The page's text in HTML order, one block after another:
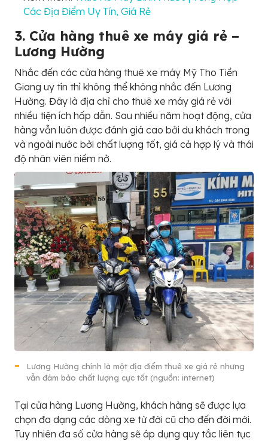
Các Địa Điểm Uy Tín, Giá Rẻ
3. Cửa hàng thuê xe máy giá rẻ –
Lương Hường
Nhắc đến các cửa hàng thuê xe máy Mỹ Tho Tiền
Giang uy tín thì không thể không nhắc đến Lương
Hường. Đây là địa chỉ cho thuê xe máy giá rẻ với
nhiều tiện ích hấp dẫn. Sau nhiều năm hoạt động, cửa
hàng vẫn luôn được đánh giá cao bởi du khách trong
và ngoài nước bởi chất lượng tốt, giá cả hợp lý và thái
độ nhân viên niềm nở.
Lương Hường chính là một địa điểm thuê xe giá rẻ nhưng
vẫn đảm bảo chất lượng cực tốt (nguồn: internet)
Tại cửa hàng Lương Hường, khách hàng sẽ được lựa
chọn đa dạng các dòng xe từ đời cũ cho đến đời mới.
Tuy nhiên đa số cửa hàng sẽ áp dụng quy tắc liên tục